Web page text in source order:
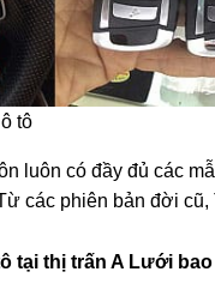
tô
luôn có đầy đủ các
các phiên bản đời
tại thị trấn A Lưới